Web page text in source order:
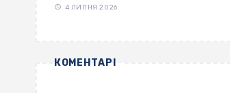
4 ЛИПНЯ 2026
КОМЕНТАРІ